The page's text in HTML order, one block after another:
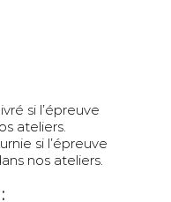
si l’épreuve
ateliers.
si l’épreuve
nos ateliers.